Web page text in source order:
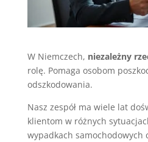
W Niemczech, niezależny
rolę. Pomaga osobom
odszkodowania.
Nasz zespół ma wiele lat
klientom w różnych
wypadkach samochodowych